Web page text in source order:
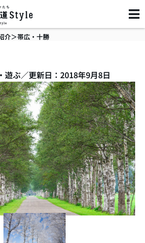
介＞帯広・十勝
遊ぶ／更新日：2018年9月8日